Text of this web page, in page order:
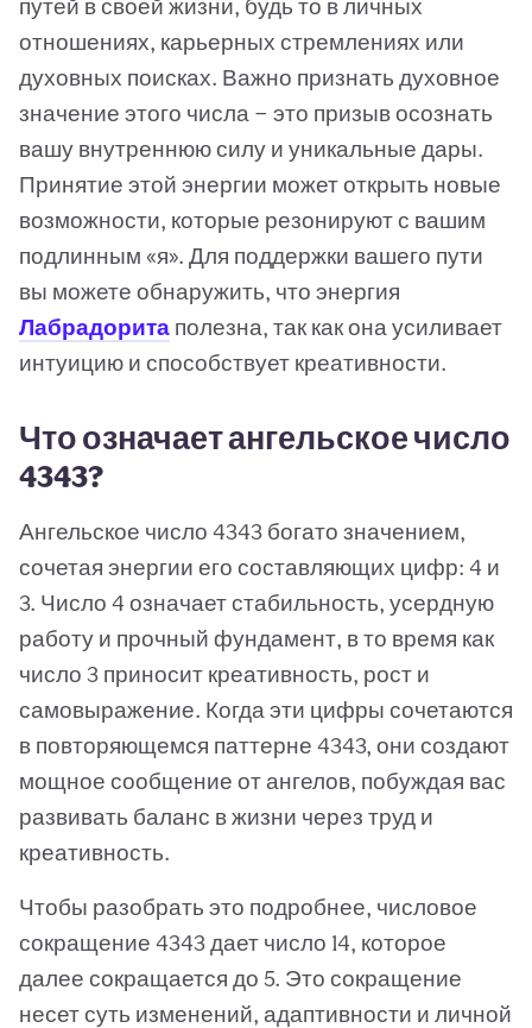
путей в своей жизни, будь то в личных
отношениях, карьерных стремлениях или
духовных поисках. Важно признать духовное
значение этого числа — это призыв осознать
вашу внутреннюю силу и уникальные дары.
Принятие этой энергии может открыть новые
возможности, которые резонируют с вашим
подлинным «я». Для поддержки вашего пути
вы можете обнаружить, что энергия
Лабрадорита полезна, так как она усиливает
интуицию и способствует креативности.
Что означает ангельское число
4343?
Ангельское число 4343 богато значением,
сочетая энергии его составляющих цифр: 4 и
3. Число 4 означает стабильность, усердную
работу и прочный фундамент, в то время как
число 3 приносит креативность, рост и
самовыражение. Когда эти цифры сочетаются
в повторяющемся паттерне 4343, они создают
мощное сообщение от ангелов, побуждая вас
развивать баланс в жизни через труд и
креативность.
Чтобы разобрать это подробнее, числовое
сокращение 4343 дает число 14, которое
далее сокращается до 5. Это сокращение
несет суть изменений, адаптивности и личной